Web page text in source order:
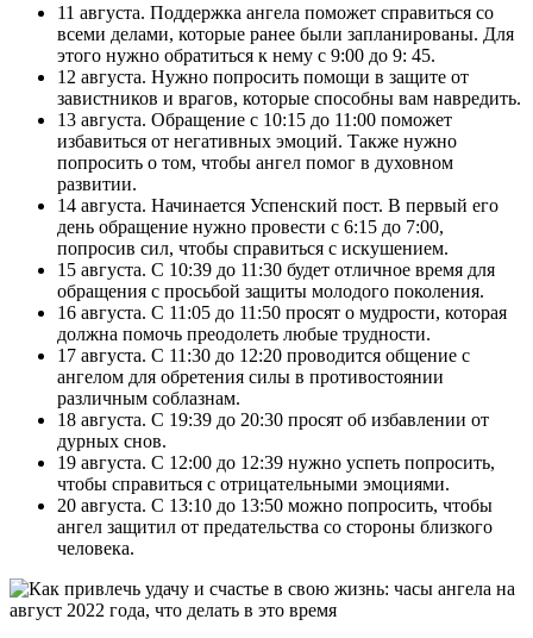
11 августа. Поддержка ангела поможет справиться со
всеми делами, которые ранее были запланированы. Для
этого нужно обратиться к нему с 9:00 до 9: 45.
12 августа. Нужно попросить помощи в защите от
завистников и врагов, которые способны вам навредить.
13 августа. Обращение с 10:15 до 11:00 поможет
избавиться от негативных эмоций. Также нужно
попросить о том, чтобы ангел помог в духовном
развитии.
14 августа. Начинается Успенский пост. В первый его
день обращение нужно провести с 6:15 до 7:00,
попросив сил, чтобы справиться с искушением.
15 августа. С 10:39 до 11:30 будет отличное время для
обращения с просьбой защиты молодого поколения.
16 августа. С 11:05 до 11:50 просят о мудрости, которая
должна помочь преодолеть любые трудности.
17 августа. С 11:30 до 12:20 проводится общение с
ангелом для обретения силы в противостоянии
различным соблазнам.
18 августа. С 19:39 до 20:30 просят об избавлении от
дурных снов.
19 августа. С 12:00 до 12:39 нужно успеть попросить,
чтобы справиться с отрицательными эмоциями.
20 августа. С 13:10 до 13:50 можно попросить, чтобы
ангел защитил от предательства со стороны близкого
человека.